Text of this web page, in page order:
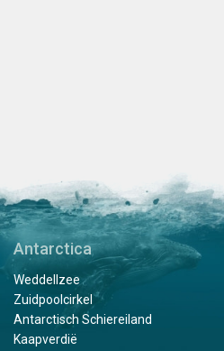
Antarctica
Weddellzee
Zuidpoolcirkel
Antarctisch Schiereiland
Kaapverdië